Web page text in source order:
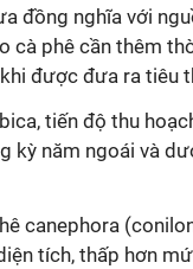
đồng nghĩa với
cà phê cần thêm
được đưa ra tiêu
tiến độ thu
kỳ năm ngoái và
canephora
tích, thấp hơn